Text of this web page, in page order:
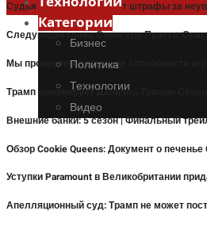
Судья приостанавливает штрафы за
Следующая глава Спенсера Пратта:
Мы проверяем актерские способности
Трамп номинирует Даниэль Туманн
Внешние банки: 5 сезон | Финальный
Обзор Cookie Queens: Документ о
Уступки Paramount в Великобритании
Апелляционный суд: Трамп не может
Категории
Бизнес
Политика
Технологии
Видео